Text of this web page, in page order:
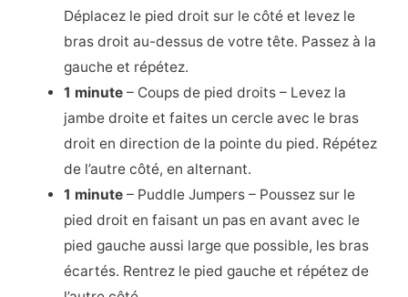
Déplacez le pied droit sur le côté et levez le
bras droit au-dessus de votre tête. Passez à la
gauche et répétez.
1 minute – Coups de pied droits – Levez la
jambe droite et faites un cercle avec le bras
droit en direction de la pointe du pied. Répétez
de l’autre côté, en alternant.
1 minute – Puddle Jumpers – Poussez sur le
pied droit en faisant un pas en avant avec le
pied gauche aussi large que possible, les bras
écartés. Rentrez le pied gauche et répétez de